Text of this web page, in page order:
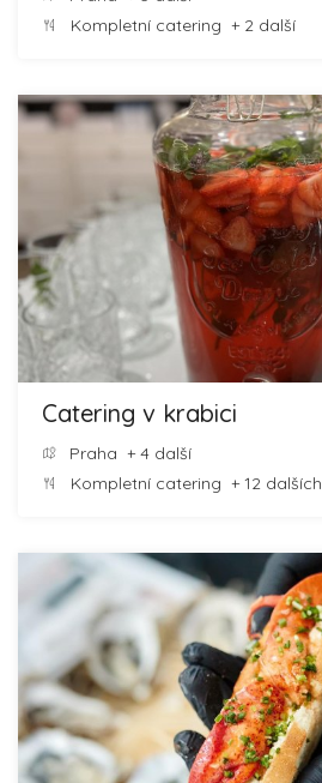
Kompletní catering + 2 další
Catering v krabici
Praha + 4 další
Kompletní catering + 12 dalších